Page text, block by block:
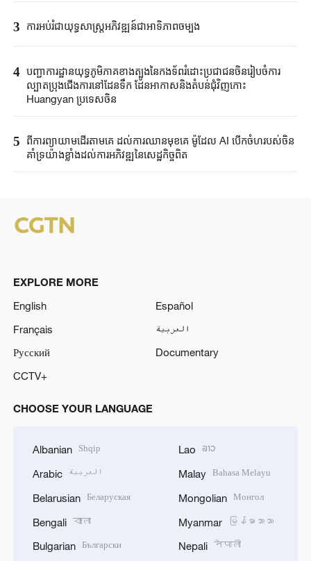
3 ការអប់រំជាយុទ្ធសាស្ត្រអភិវឌ្ឍន៍ជាអាទិភាពចម្បង
4 បញ្ជាការដ្ឋានយុទ្ធភូមិភាគខាងត្បូងនៃកងទ័ពរំដោះប្រជាជនចិនរៀបចំការ
ល្បាតប្រុងជើងការនៅដែនទឹក ដែនអាកាសនិងតំបន់ជុំវិញកោះ
Huangyan ប្រទេសចិន
5
ពីការព្យាយាមដើរតាមគេ ដល់ការឈានមុខគេ ម៉ូដែល AI បើកចំហរបស់ចិន
គាំទ្រយ៉ាងខ្លាំងដល់ការអភិវឌ្ឍនៃសេដ្ឋកិច្ចពិត
EXPLORE MORE
English
Español
Français
العربية
Русский
Documentary
CCTV+
CHOOSE YOUR LANGUAGE
Albanian Shqip
Arabic العربية
Belarusian Беларуская
Bengali বাংলা
Bulgarian Български
Lao ລາວ
Malay Bahasa Melayu
Mongolian Монгол
Myanmar မြန်မာဘာသာ
Nepali नेपाली